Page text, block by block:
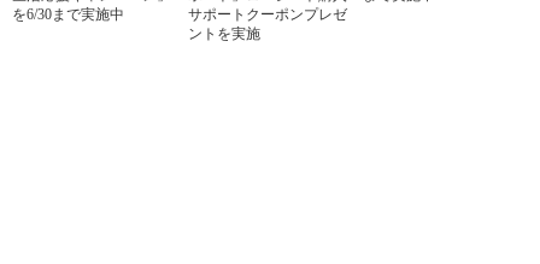
を6/30まで実施中
サポートクーポンプレゼ
ントを実施